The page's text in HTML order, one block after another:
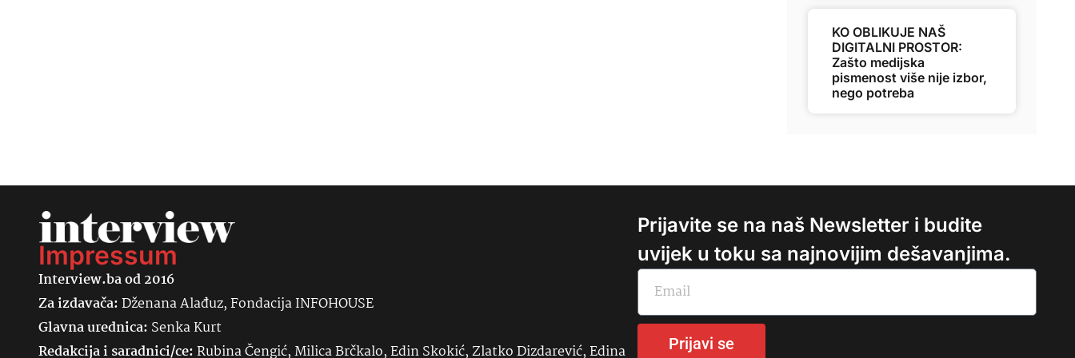
KO OBLIKUJE NAŠ
DIGITALNI PROSTOR:
Zašto medijska
pismenost više nije izbor,
nego potreba
Impressum
Interview.ba od 2016
Za izdavača:Dženana Alađuz, Fondacija INFOHOUSE
Glavna urednica: SenkaKurt
Redakcija i saradnici/ce:Rubina Čengić, Milica Brčkalo, Edin Skokić, Zlatko Dizdarević, Edina
Prijavite se na naš Newsletter i budite
uvijek u toku sa najnovijim dešavanjima.
Prijavi se